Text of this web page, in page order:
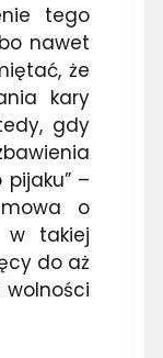
tego
nawet
że
kary
gdy
–
o
w takiej
do aż